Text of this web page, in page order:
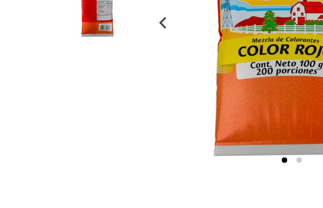
lácteos y refrigerados
Mantequilla